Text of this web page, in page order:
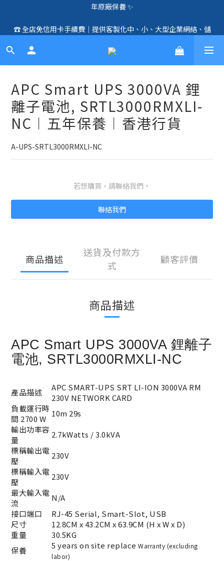
🛍️  全店免信用卡手續費、購物滿 HK$1000，即享免運優惠！
（SSD、HDD、UPS 除外）🛍️
☎️ 全店免信用卡手續費｜提供客製化中、小、大型企業網絡、儲
存、監控、會議、智能化等方案，歡迎聯絡！☎️
🛍️  全店免信用卡手續費、購物滿 HK$1000，即享免運優惠！
APC Smart UPS 3000VA 鋰
離子電池, SRTL3000RMXLI-
NC︱五年保養︱香港行貨
A-UPS-SRTL3000RMXLI-NC
若想購買，請聯絡我們。
聯絡我們
商品描述
送貨及付款方
式
顧客評價
商品描述
APC Smart UPS 3000VA 鋰離子
電池, SRTL3000RMXLI-NC
產品描述
APC SMART-UPS SRT LI-ION 3000VA RM
230V NETWORK CARD
負載運行時
間 2700 W
10m 29s
輸出功率容
量
2.7kWatts / 3.0kVA
標稱輸出電
壓
230V
標稱輸入電
壓
230V
最大輸入電
流
N/A
接口端口
RJ-45 Serial, Smart-Slot, USB
尺寸
12.8CM x 43.2CM x 63.9CM (H x W x D)
重量
30.5KG
保養
5 years on site replace Warranty (excluding
labor)